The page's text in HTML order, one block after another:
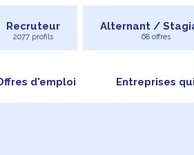
Recruteur
2077 profils
Alternant /
68 offres
d'emploi Entreprises